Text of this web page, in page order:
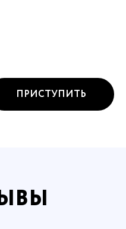
ПРИСТУПИТЬ